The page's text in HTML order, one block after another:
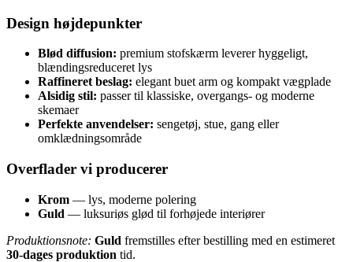
Design højdepunkter
Blød diffusion: premium stofskærm leverer hyggeligt,
blændingsreduceret lys
Raffineret beslag: elegant buet arm og kompakt vægplade
Alsidig stil: passer til klassiske, overgangs- og moderne
skemaer
Perfekte anvendelser: sengetøj, stue, gang eller
omklædningsområde
Overflader vi producerer
Krom — lys, moderne polering
Guld — luksuriøs glød til forhøjede interiører
Produktionsnote: Guld fremstilles efter bestilling med en estimeret
30-dages produktion tid.